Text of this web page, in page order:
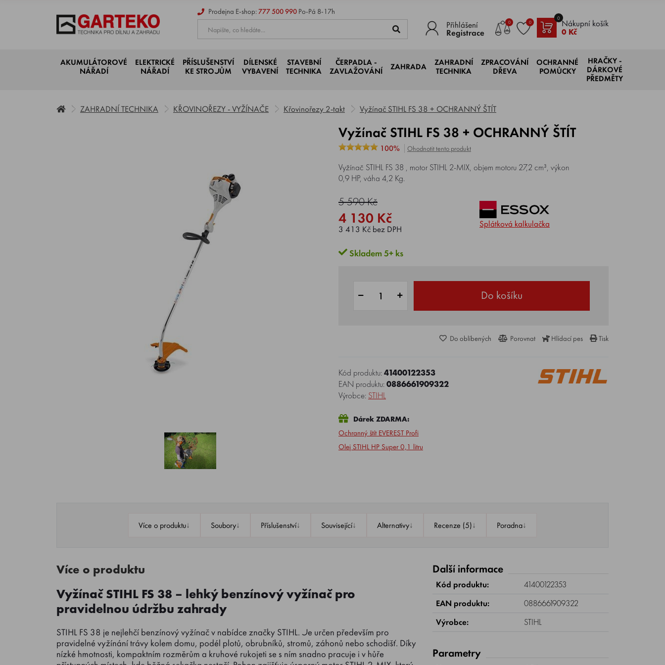
Prodejna E-shop:777 500 990 Po-Pá 8-17h
Přihlášení
Registrace
0 0 Nákupní košík
0 Kč
0
AKUMULÁTOROVÉ
NÁŘADÍ
ELEKTRICKÉ
NÁŘADÍ
PŘÍSLUŠENSTVÍ
KE STROJŮM
DÍLENSKÉ
VYBAVENÍ
STAVEBNÍ
TECHNIKA
ČERPADLA -
ZAVLAŽOVÁNÍ
ZAHRADA
ZAHRADNÍ
TECHNIKA
ZPRACOVÁNÍ
DŘEVA
OCHRANNÉ
POMŮCKY
HRAČKY -
DÁRKOVÉ
PŘEDMĚTY
ZAHRADNÍ TECHNIKA KŘOVINOŘEZY - VYŽÍNAČE Křovinořezy 2-takt Vyžínač STIHL FS 38 + OCHRANNÝ ŠTÍT
Vyžínač STIHL FS 38 + OCHRANNÝ ŠTÍT
100% Ohodnotit tento produkt
Vyžínač STIHL FS 38 , motor STIHL 2-MIX, objem motoru 27,2 cm³, výkon
0,9 HP, váha 4,2 Kg.
5 590 Kč
4 130 Kč
3 413 Kč bez DPH Splátková kalkulačka
Skladem 5+ ks
Do košíku
Do oblíbených Porovnat Hlídací pes Tisk
Kód produktu:41400122353
EAN produktu:0886661909322
Výrobce: STIHL
Dárek ZDARMA:
Ochranný štít EVEREST Profi
Olej STIHL HP Super 0,1 litru
Více o produktu↓ Soubory↓ Příslušenství↓ Související↓ Alternativy↓ Recenze (5)↓ Poradna↓
Více o produktu
Vyžínač STIHL FS 38 – lehký benzínový vyžínač pro
pravidelnou údržbu zahrady
STIHL FS 38 je nejlehčí benzínový vyžínač v nabídce značky STIHL. Je určen především pro
pravidelné vyžínání trávy kolem domu, podél plotů, obrubníků, stromů, záhonů nebo schodišť. Díky
nízké hmotnosti, kompaktním rozměrům a kruhové rukojeti se s ním snadno pracuje i v hůře
Další informace
Kód produktu:
41400122353
EAN produktu:
0886661909322
Výrobce:
STIHL
Parametry